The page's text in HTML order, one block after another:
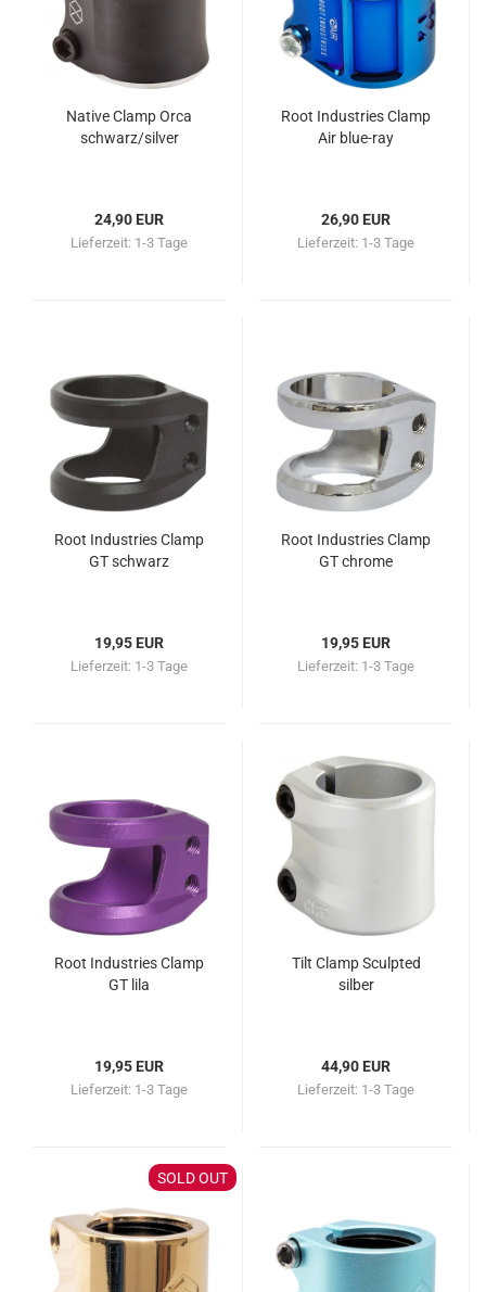
Native Clamp Orca
schwarz/silver
24,90 EUR
Lieferzeit: 1-3 Tage
Root Industries Clamp
Air blue-ray
26,90 EUR
Lieferzeit: 1-3 Tage
Root Industries Clamp
GT schwarz
19,95 EUR
Lieferzeit: 1-3 Tage
Root Industries Clamp
GT chrome
19,95 EUR
Lieferzeit: 1-3 Tage
Root Industries Clamp
GT lila
19,95 EUR
Lieferzeit: 1-3 Tage
Tilt Clamp Sculpted
silber
44,90 EUR
Lieferzeit: 1-3 Tage
SOLD OUT